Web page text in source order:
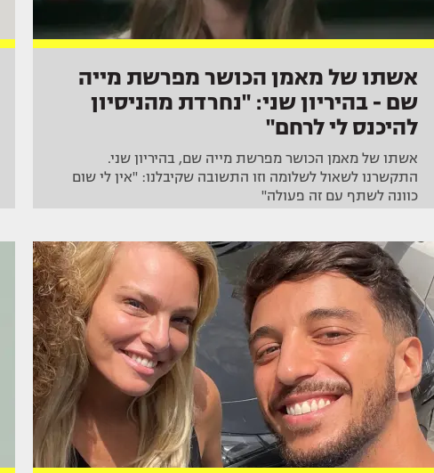
אשתו של מאמן הכושר מפרשת מייה
שם - בהיריון שני: "נחרדת מהניסיון
להיכנס לי לרחם"
אשתו של מאמן הכושר מפרשת מייה שם, בהיריון שני.
התקשרנו לשאול לשלומה וזו התשובה שקיבלנו: "אין לי שום
כוונה לשתף עם זה פעולה"